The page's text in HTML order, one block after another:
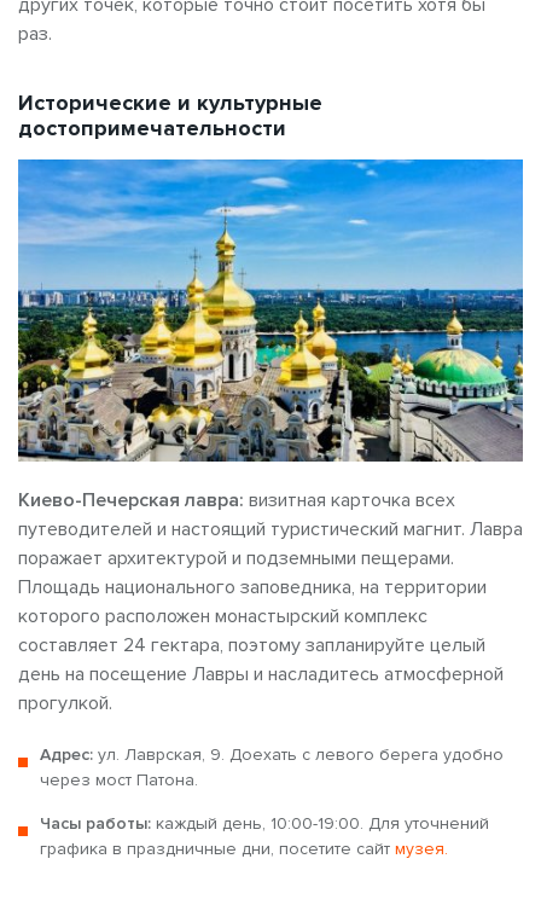
раз.
Исторические и культурные
достопримечательности
Киево-Печерская лавра: визитная карточка всех
путеводителей и настоящий туристический магнит. Лавра
поражает архитектурой и подземными пещерами.
Площадь национального заповедника, на территории
которого расположен монастырский комплекс
составляет 24 гектара, поэтому запланируйте целый
день на посещение Лавры и насладитесь атмосферной
прогулкой.
Адрес: ул. Лаврская, 9. Доехать с левого берега удобно
через мост Патона.
Часы работы: каждый день, 10:00-19:00. Для уточнений
графика в праздничные дни, посетите сайт музея.